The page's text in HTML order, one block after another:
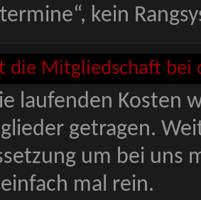
kein
die Mitgliedschaft bei
laufenden Kosten
getragen.
um bei uns
mal rein.